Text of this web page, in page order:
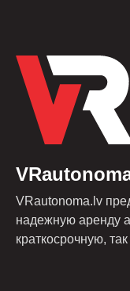
VRautonoma.lv
надежную аренду
краткосрочную,